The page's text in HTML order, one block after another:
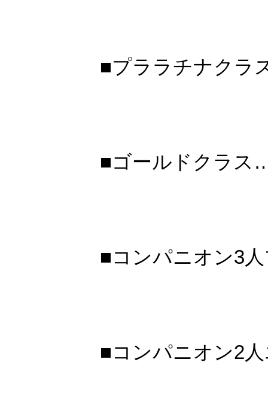
■プララチナクラ
■ゴールドクラス
■コンパニオン3
■コンパニオン2